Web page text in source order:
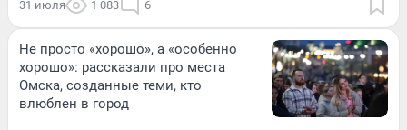
31 июля 1 083 6
Не просто «хорошо», а «особенно
хорошо»: рассказали про места
Омска, созданные теми, кто
влюблен в город